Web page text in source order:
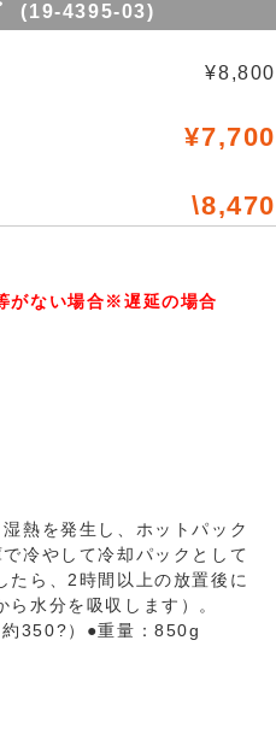
(19-4395-03)
¥8,800
¥7,700
\8,470
がない場合※遅延の場合
熱を発生し、ホットパック
冷やして冷却パックとして
ら、2時間以上の放置後に
水分を吸収します）。
350?）●重量：850g